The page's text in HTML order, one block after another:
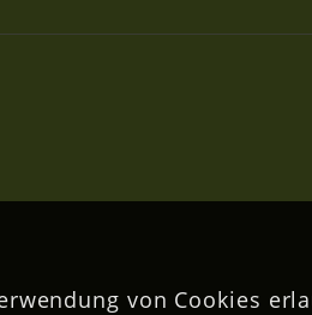
von Cookies